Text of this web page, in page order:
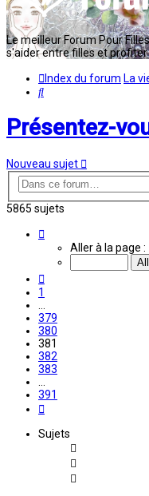
Le meilleur Forum Pour
s'aider entre filles et
Index du forum La
Rechercher
Présentez-
Nouveau sujet
5865 sujets
381
Aller à la page :
1
379
380
381
382
383
391
Sujets